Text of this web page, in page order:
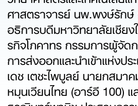
ศาสตราจารย์ นพ.พงษ์รัก
อธิการบดีมหาวิทยาลัยเชีย
รกิจโภคาทร กรรมการผู้จัด
การส่งออกและนำเข้าแห่งปร
เดช เตชะไพบูลย์ นายกสมา
หมุนเวียนไทย (อาร์อี 100)